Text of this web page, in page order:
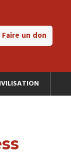
Faire un don